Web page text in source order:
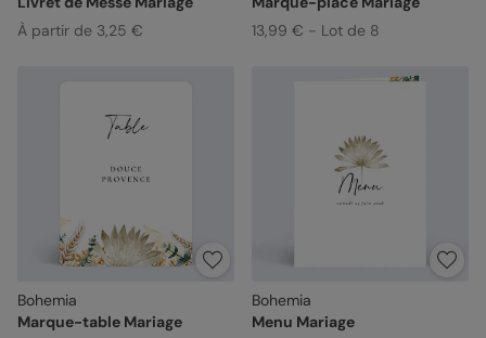
À partir de 3,25 €
13,99 € - Lot de 8
Bohemia
Marque-table Mariage
Bohemia
Menu Mariage